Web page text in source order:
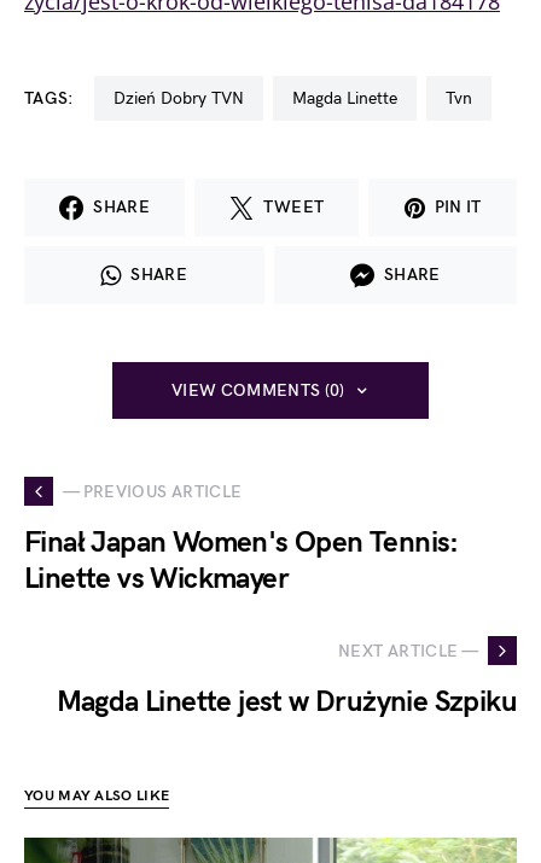
TAGS: Dzień Dobry TVN Magda Linette tvn
SHARE TWEET PIN IT
SHARE SHARE
VIEW COMMENTS (0)
— PREVIOUS ARTICLE
Finał Japan Women's Open Tennis:
Linette vs Wickmayer
NEXT ARTICLE —
Magda Linette jest w Drużynie Szpiku
YOU MAY ALSO LIKE